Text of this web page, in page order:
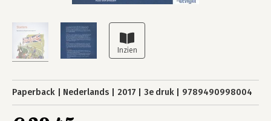
Paperback Nederlands 2017 3e druk 9789490998004